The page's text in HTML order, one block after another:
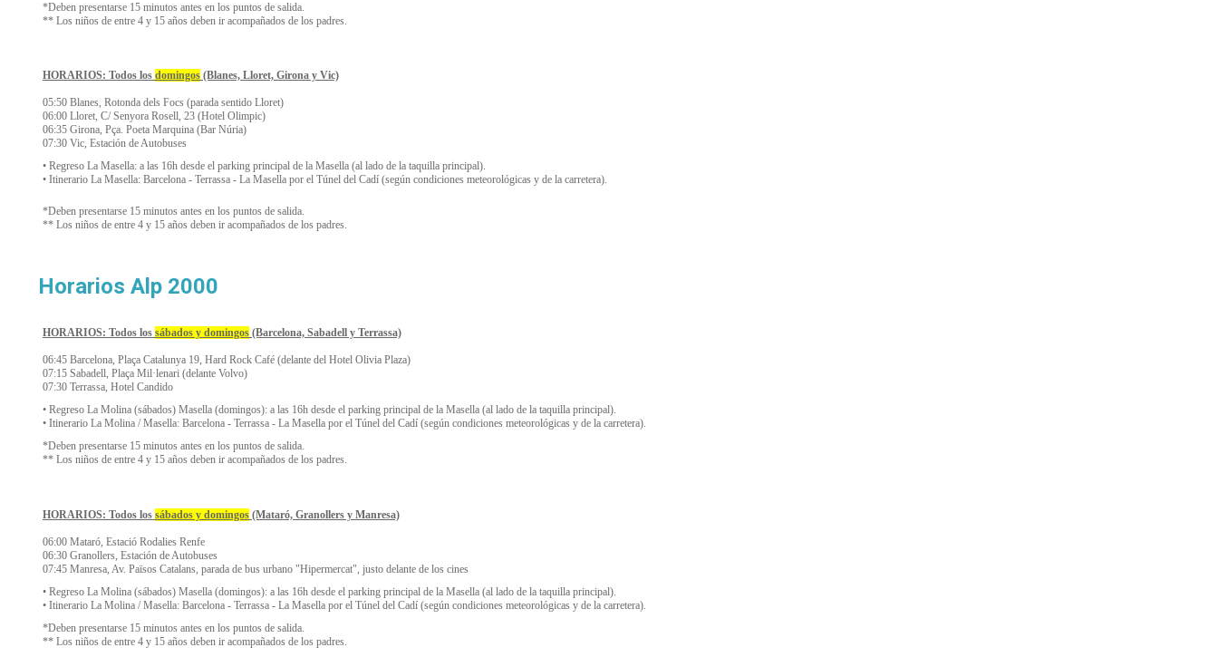
*Deben presentarse 15 minutos antes en los puntos de salida.
** Los niños de entre 4 y 15 años deben ir acompañados de los padres.
HORARIOS: Todos los domingos (Blanes, Lloret, Girona y Vic)
05:50 Blanes, Rotonda dels Focs (parada sentido Lloret)
06:00 Lloret, C/ Senyora Rosell, 23 (Hotel Olimpic)
06:35 Girona, Pça. Poeta Marquina (Bar Núria)
07:30 Vic, Estación de Autobuses
• Regreso La Masella: a las 16h desde el parking principal de la Masella (al lado de la taquilla principal).
• Itinerario La Masella: Barcelona - Terrassa - La Masella por el Túnel del Cadí (según condiciones meteorológicas y de la carretera).
*Deben presentarse 15 minutos antes en los puntos de salida.
** Los niños de entre 4 y 15 años deben ir acompañados de los padres.
Horarios Alp 2000
HORARIOS: Todos los sábados y domingos (Barcelona, Sabadell y Terrassa)
06:45 Barcelona, Plaça Catalunya 19, Hard Rock Café (delante del Hotel Olivia Plaza)
07:15 Sabadell, Plaça Mil·lenari (delante Volvo)
07:30 Terrassa, Hotel Candido
• Regreso La Molina (sábados) Masella (domingos): a las 16h desde el parking principal de la Masella (al lado de la taquilla principal).
• Itinerario La Molina / Masella: Barcelona - Terrassa - La Masella por el Túnel del Cadí (según condiciones meteorológicas y de la carretera).
*Deben presentarse 15 minutos antes en los puntos de salida.
** Los niños de entre 4 y 15 años deben ir acompañados de los padres.
HORARIOS: Todos los sábados y domingos (Mataró, Granollers y Manresa)
06:00 Mataró, Estació Rodalies Renfe
06:30 Granollers, Estación de Autobuses
07:45 Manresa, Av. Països Catalans, parada de bus urbano "Hipermercat", justo delante de los cines
• Regreso La Molina (sábados) Masella (domingos): a las 16h desde el parking principal de la Masella (al lado de la taquilla principal).
• Itinerario La Molina / Masella: Barcelona - Terrassa - La Masella por el Túnel del Cadí (según condiciones meteorológicas y de la carretera).
*Deben presentarse 15 minutos antes en los puntos de salida.
** Los niños de entre 4 y 15 años deben ir acompañados de los padres.